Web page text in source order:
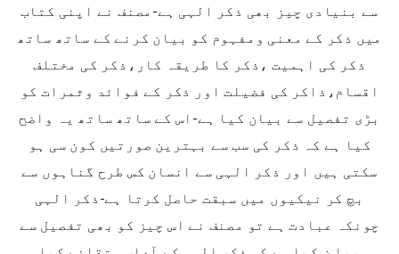
سے بنیادی چیز بھی ذکر الہی ہے-مصنف نے اپنی کتاب
میں ذکر کے معنی ومفہوم کو بیان کرنے کے ساتھ ساتھ
ذکر کی اہمیت ،ذکر کا طریقہ کار،ذکر کی مختلف
اقسام،ذاکر کی فضیلت اور ذکر کے فوائد وثمرات کو
بڑی تفصیل سے بیان کیا ہے-اس کے ساتھ ساتھ یہ واضح
کیا ہے کہ ذکر کی سب سے بہترین صورتیں کون سی ہو
سکتی ہیں اور ذکر الہی سے انسان کس طرح گناہوں سے
بچ کر نیکیوں میں سبقت حاصل کرتا ہے-ذکر الہی
چونکہ عبادت ہے تو مصنف نے اس چیز کو بھی تفصیل سے